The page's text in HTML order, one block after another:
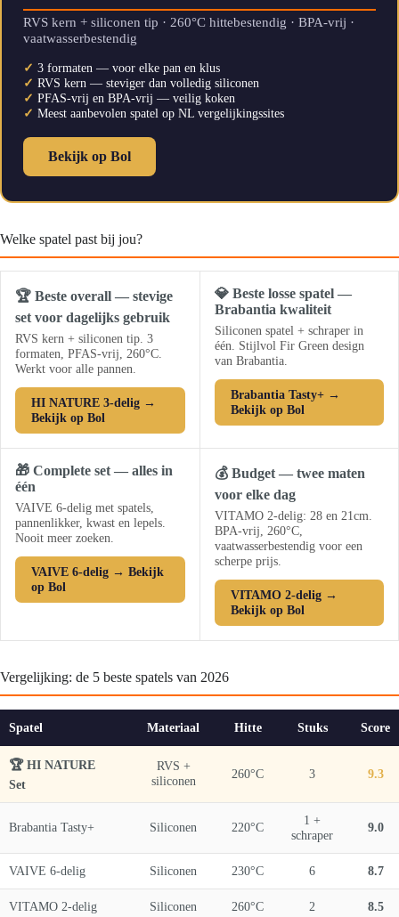
RVS kern + siliconen tip · 260°C hittebestendig · BPA-vrij ·
vaatwasserbestendig
✓ 3 formaten — voor elke pan en klus
✓ RVS kern — steviger dan volledig siliconen
✓ PFAS-vrij en BPA-vrij — veilig koken
✓ Meest aanbevolen spatel op NL vergelijkingssites
Bekijk op Bol
Welke spatel past bij jou?
🏆 Beste overall — stevige
set voor dagelijks gebruik
RVS kern + siliconen tip. 3
formaten, PFAS-vrij, 260°C.
Werkt voor alle pannen.
HI NATURE 3-delig →
Bekijk op Bol
💎 Beste losse spatel —
Brabantia kwaliteit
Siliconen spatel + schraper in
één. Stijlvol Fir Green design
van Brabantia.
Brabantia Tasty+ →
Bekijk op Bol
🎁 Complete set — alles in
één
VAIVE 6-delig met spatels,
pannenlikker, kwast en lepels.
Nooit meer zoeken.
VAIVE 6-delig → Bekijk
op Bol
💰 Budget — twee maten
voor elke dag
VITAMO 2-delig: 28 en 21cm.
BPA-vrij, 260°C,
vaatwasserbestendig voor een
scherpe prijs.
VITAMO 2-delig →
Bekijk op Bol
Vergelijking: de 5 beste spatels van 2026
Spatel Materiaal Hitte Stuks Score
🏆 HI NATURE
Set
RVS +
siliconen
260°C 3 9.3
Brabantia Tasty+ Siliconen 220°C
1 +
schraper
9.0
VAIVE 6-delig Siliconen 230°C 6 8.7
VITAMO 2-delig Siliconen 260°C 2 8.5